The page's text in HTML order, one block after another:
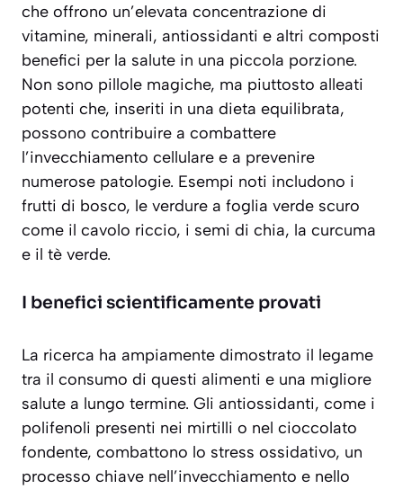
che offrono un’elevata concentrazione di
vitamine, minerali, antiossidanti e altri composti
benefici per la salute in una piccola porzione.
Non sono pillole magiche, ma piuttosto alleati
potenti che, inseriti in una dieta equilibrata,
possono contribuire a combattere
l’invecchiamento cellulare e a prevenire
numerose patologie. Esempi noti includono i
frutti di bosco, le verdure a foglia verde scuro
come il cavolo riccio, i semi di chia, la curcuma
e il tè verde.
I benefici scientificamente provati
La ricerca ha ampiamente dimostrato il legame
tra il consumo di questi alimenti e una migliore
salute a lungo termine. Gli antiossidanti, come i
polifenoli presenti nei mirtilli o nel cioccolato
fondente, combattono lo stress ossidativo, un
processo chiave nell’invecchiamento e nello